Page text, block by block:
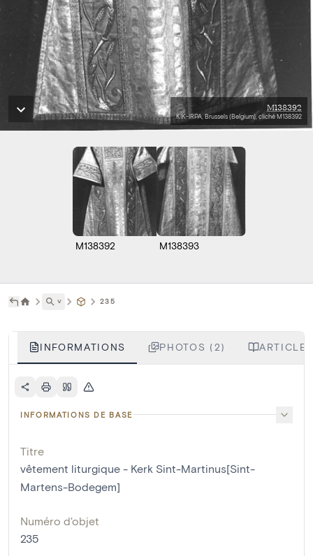
M138392
KIK-IRPA, Brussels (Belgium), cliché M138392
M138392 M138393
˅ 235
INFORMATIONS PHOTOS (2)
INFORMATIONS DE BASE
Titre
vêtement liturgique - Kerk Sint-Martinus[Sint-
Martens-Bodegem]
Numéro d'objet
235